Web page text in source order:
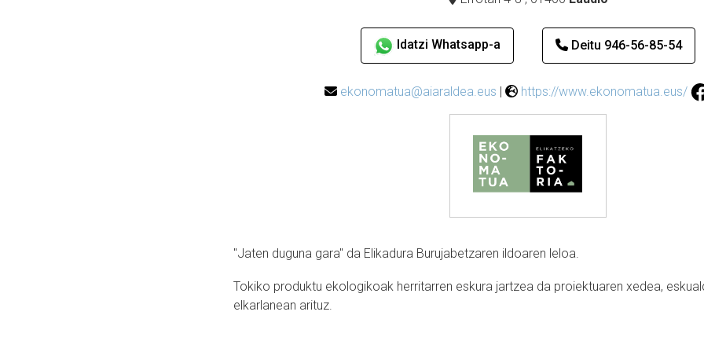
Idatzi Whatsapp-a Deitu 946-56-85-54
ekonomatua@aiaraldea.eus https://www.ekonomatua.eus/
"Jaten duguna gara" da Elikadura Burujabetzaren ildoaren leloa.
Tokiko produktu ekologikoak herritarren eskura jartzea da proiektuaren xedea,
elkarlanean arituz.